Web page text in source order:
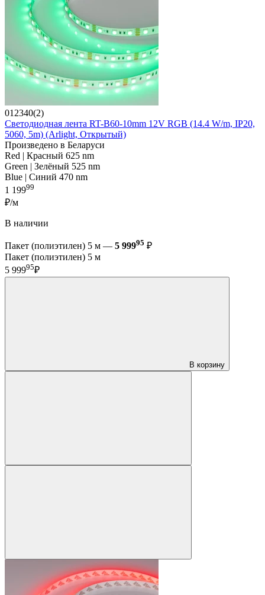
012340(2)
Светодиодная лента RT-B60-10mm 12V RGB (14.4 W/m, IP20,
5060, 5m) (Arlight, Открытый)
Произведено в Беларуси
Red | Красный 625 nm
Green | Зелёный 525 nm
Blue | Синий 470 nm
1 19999
₽/м
В наличии
Пакет (полиэтилен) 5 м — 5 99995 ₽
Пакет (полиэтилен) 5 м
5 99995₽
В корзину